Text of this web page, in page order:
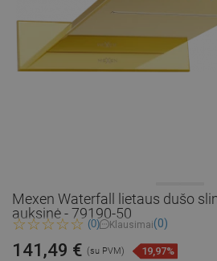
Mexen Waterfall lietaus dušo
auksinė - 79190-50
(0) Klausimai(0)
141,49 € (su PVM) 19,97%